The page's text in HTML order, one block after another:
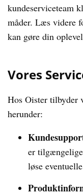
kundeserviceteam
måder. Læs videre
kan gøre din
Vores
Hos Oister tilbyder
herunder:
er
løse